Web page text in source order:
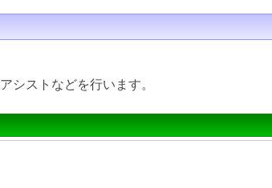
シストなどを行います。